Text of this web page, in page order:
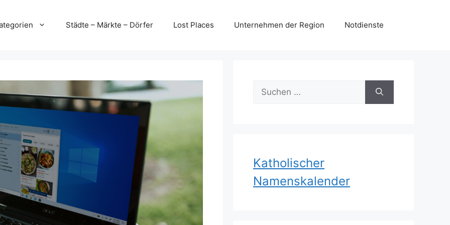
Städte – Märkte – Dörfer Lost Places Unternehmen der Region Notdienste
Suchen
nach:
Katholischer
Namenskalender